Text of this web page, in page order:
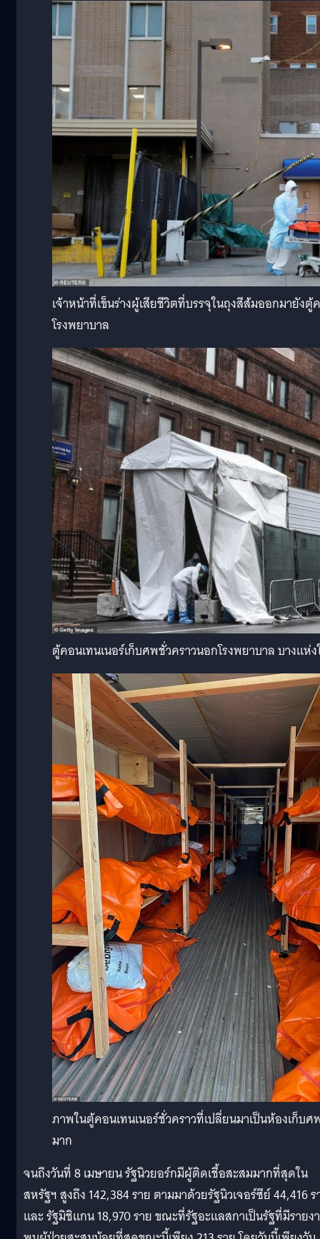
เจ้าหน้าที่เข็นร่างผู้เสียชีวิตที่บรรจุในถุงสีส้มออกมายัง
โรงพยาบาล
ตู้คอนเทนเนอร์เก็บศพชั่วคราวนอกโรงพยาบาล บางแห่
ภาพในตู้คอนเทนเนอร์ชั่วคราวที่เปลี่ยนมาเป็นห้องเก็บศ
มาก
จนถึงวันที่ 8 เมษายน รัฐนิวยอร์กมีผู้ติดเชื้อสะสมมากที่สุดใน
สหรัฐฯ สูงถึง 142,384 ราย ตามมาด้วยรัฐนิวเจอร์ซีย์ 44,416
และ รัฐมิชิแกน 18,970 ราย ขณะที่รัฐอะแลสกาเป็นรัฐที่มีรายง